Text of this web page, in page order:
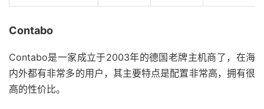
Contabo
Contabo是一家成立于2003年的德国老牌主机商了，在海
内外都有非常多的用户，其主要特点是配置非常高，拥有很
高的性价比。